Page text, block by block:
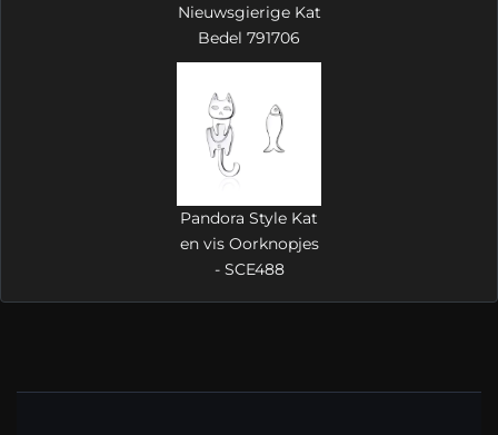
Nieuwsgierige Kat
Bedel 791706
Pandora Style Kat
en vis Oorknopjes
- SCE488